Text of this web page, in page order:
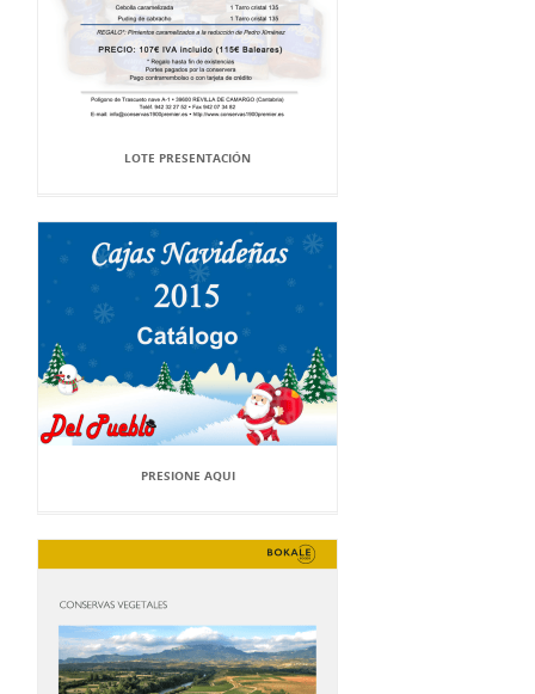
LOTE PRESENTACIÓN
PRESIONE AQUI